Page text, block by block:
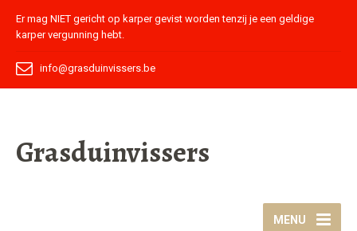
Er mag NIET gericht op karper gevist worden tenzij je een geldige
karper vergunning hebt.
info@grasduinvissers.be
Grasduinvissers
MENU